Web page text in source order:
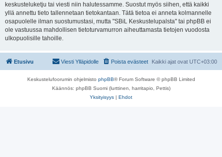
keskusteluketju tai viesti niin halutessamme. Suostut myös siihen, että kaikki
yllä annettu tieto tallennetaan tietokantaan. Tätä tietoa ei anneta kolmannelle
osapuolelle ilman suostumustasi, mutta "SBiL Keskustelupalsta" tai phpBB ei
ole vastuussa mahdollisen tietoturvamurron aiheuttamasta tietojen vuodosta
ulkopuolisille tahoille.
Etusivu Kaikki ajat ovat UTC+03:00
Poista evästeet
Viesti Ylläpidolle
Keskustelufoorumin ohjelmisto phpBB® Forum Software © phpBB Limited
Käännös: phpBB Suomi (lurttinen, harritapio, Pettis)
Yksityisyys | Ehdot